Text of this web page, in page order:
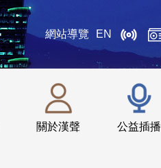
網站導覽 EN
關於漢聲 公益插播